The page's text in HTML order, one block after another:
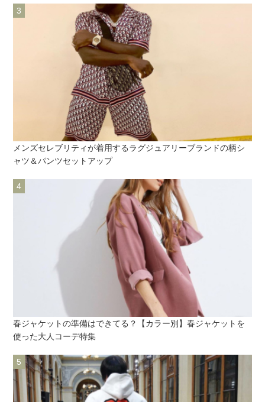
メンズセレブリティが着用するラグジュアリーブランドの柄シ
ャツ＆パンツセットアップ
春ジャケットの準備はできてる？【カラー別】春ジャケットを
使った大人コーデ特集